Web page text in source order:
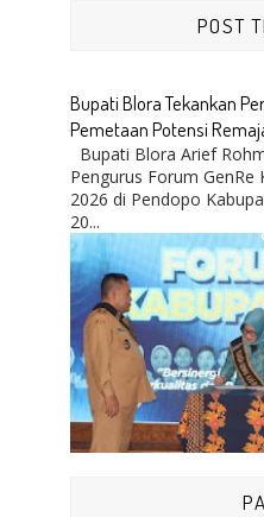
POST
Bupati Blora Tekankan
Pemetaan Potensi
Bupati Blora Arief
Pengurus Forum
2026 di Pendopo
20...